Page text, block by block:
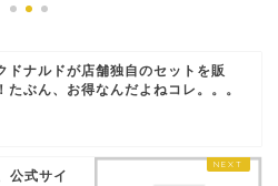
ドナルドが店舗独自のセットを販
たぶん、お得なんだよねコレ。。。
公式サイ